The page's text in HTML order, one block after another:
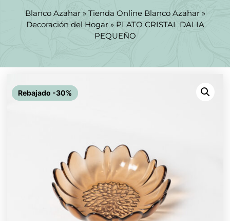
Blanco Azahar» Tienda Online Blanco Azahar»
Decoración del Hogar» PLATO CRISTAL DALIA
PEQUEÑO
Rebajado -30%
Rebajado -30%